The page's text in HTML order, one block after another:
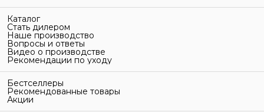
Каталог
Стать дилером
Наше производство
Вопросы и ответы
Видео о производстве
Рекомендации по уходу
Бестселлеры
Рекомендованные товары
Акции